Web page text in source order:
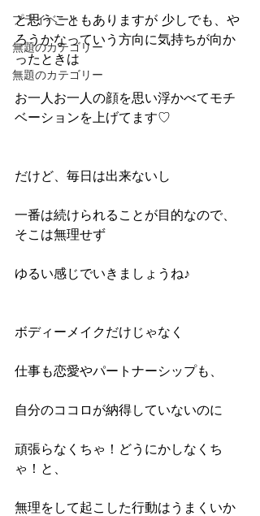
プライベート
無題のカテゴリー
無題のカテゴリー
と思うこともありますが 少しでも、や
ろうかなっていう方向に気持ちが向か
ったときは
お一人お一人の顔を思い浮かべてモチ
ベーションを上げてます♡
だけど、毎日は出来ないし
一番は続けられることが目的なので、
そこは無理せず
ゆるい感じでいきましょうね♪
ボディーメイクだけじゃなく
仕事も恋愛やパートナーシップも、
自分のココロが納得していないのに
頑張らなくちゃ！どうにかしなくち
ゃ！と、
無理をして起こした行動はうまくいか